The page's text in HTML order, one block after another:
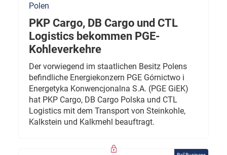
Polen
PKP Cargo, DB Cargo und CTL
Logistics bekommen PGE-
Kohleverkehre
Der vorwiegend im staatlichen Besitz Polens
befindliche Energiekonzern PGE Górnictwo i
Energetyka Konwencjonalna S.A. (PGE GiEK)
hat PKP Cargo, DB Cargo Polska und CTL
Logistics mit dem Transport von Steinkohle,
Kalkstein und Kalkmehl beauftragt.